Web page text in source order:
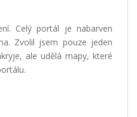
Celý portál je nabarven
Zvolil jsem pouze jeden
ale udělá mapy, které